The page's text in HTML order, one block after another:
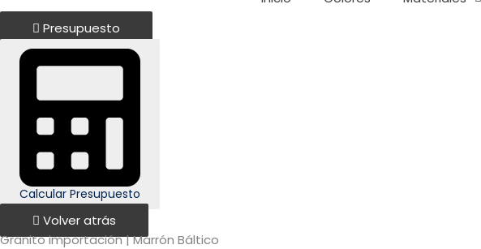
Presupuesto
Calcular Presupuesto
Volver atrás
Granito importación | Marrón Báltico